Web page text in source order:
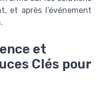
et après l’événement
et
Clés pour